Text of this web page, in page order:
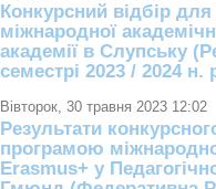
Конкурсний відбір для
міжнародної
академії в Слупську
семестрі 2023 / 2024 н.
Вівторок, 30 травня 2023 12:02
Результати
програмою
Еrasmus+ у